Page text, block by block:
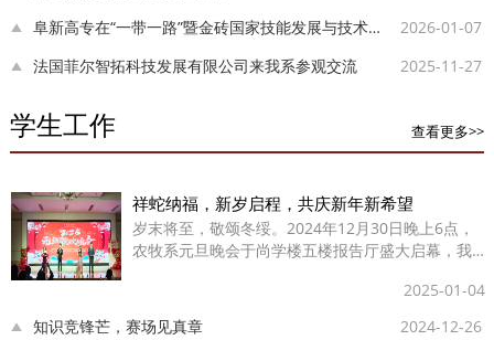
2026-01-07
阜新高专在“一带一路”暨金砖国家技能发展与技术创新大赛中斩获佳绩
2025-11-27
法国菲尔智拓科技发展有限公司来我系参观交流
学生工作 查看更多>>
祥蛇纳福，新岁启程，共庆新年新希望
岁末将至，敬颂冬绥。2024年12月30日晚上6点，
农牧系元旦晚会于尚学楼五楼报告厅盛大启幕，我
2025-01-04
2024-12-26
知识竞锋芒，赛场见真章